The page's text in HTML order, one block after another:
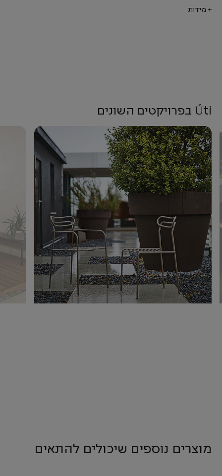
+ מידות
Úti בפרויקטים השונים
מוצרים נוספים שיכולים להתאים